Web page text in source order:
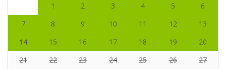
1
2 3 4 5
6
7
8 9 10 11 12
13
14
15 16 17 18 19
20
21
22 23 24 25 26
27